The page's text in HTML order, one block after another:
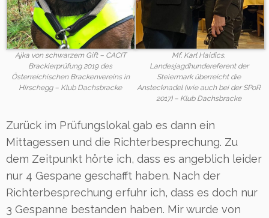
Ajka von schwarzem Gift – CACIT
Brackierprüfung 2019 des
Österreichischen Brackenvereins in
Hirschegg – Klub Dachsbracke
Mf. Karl Haidics,
Landesjagdhundereferent der
Steiermark überreicht die
Anstecknadel (wie auch bei der SPoR
2017) – Klub Dachsbracke
Zurück im Prüfungslokal gab es dann ein
Mittagessen und die Richterbesprechung. Zu
dem Zeitpunkt hörte ich, dass es angeblich leider
nur 4 Gespane geschafft haben. Nach der
Richterbesprechung erfuhr ich, dass es doch nur
3 Gespanne bestanden haben. Mir wurde von